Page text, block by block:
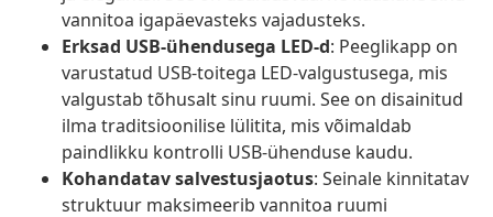
vannitoa igapäevasteks vajadusteks.
Erksad USB-ühendusega LED-d: Peeglikapp on
varustatud USB-toitega LED-valgustusega, mis
valgustab tõhusalt sinu ruumi. See on disainitud
ilma traditsioonilise lülitita, mis võimaldab
paindlikku kontrolli USB-ühenduse kaudu.
Kohandatav salvestusjaotus: Seinale kinnitatav
struktuur maksimeerib vannitoa ruumi